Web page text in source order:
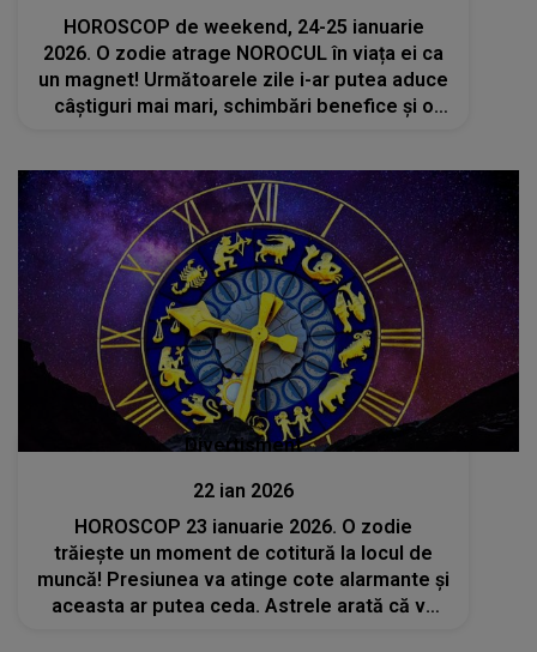
HOROSCOP de weekend, 24-25 ianuarie
2026. O zodie atrage NOROCUL în viața ei ca
un magnet! Următoarele zile i-ar putea aduce
câștiguri mai mari, schimbări benefice și o
Divertisment
22 ian 2026
HOROSCOP 23 ianuarie 2026. O zodie
trăiește un moment de cotitură la locul de
muncă! Presiunea va atinge cote alarmante și
aceasta ar putea ceda. Astrele arată că va